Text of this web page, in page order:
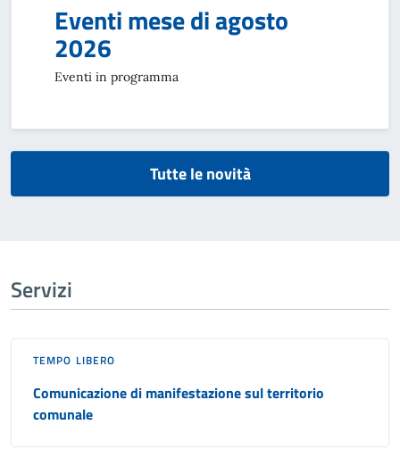
Eventi mese di agosto
2026
Eventi in programma
Tutte le novità
Servizi
TEMPO LIBERO
Comunicazione di manifestazione sul territorio
comunale